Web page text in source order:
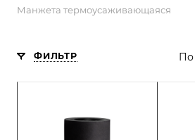
Манжета термоусаживающаяся
ФИЛЬТР